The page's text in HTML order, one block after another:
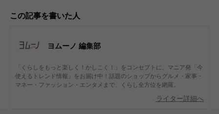
この記事を書いた人
ヨムーノ 編集部
「くらしをもっと楽しく！かしこく！」をコンセプトに、マニア発「今
使えるトレンド情報」をお届け中！話題のショップからグルメ・家事・
マネー・ファッション・エンタメまで、くらし全方位を網羅。
ライター詳細へ